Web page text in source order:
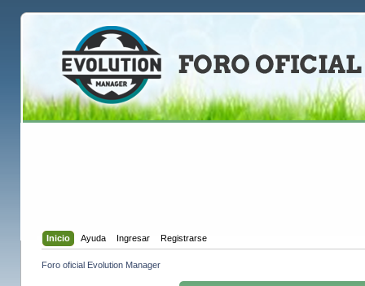
Inicio Ayuda Ingresar Registrarse
Foro oficial Evolution Manager